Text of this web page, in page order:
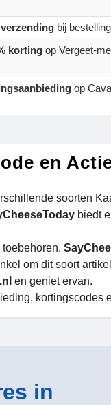
bij
korting op Vergeet-
op
en
soorten
biedt
om dit soort
en geniet ervan.
kortingscodes
in